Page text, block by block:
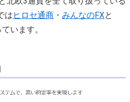
は ヒロセ通商 ・ みんなのFXと
います。